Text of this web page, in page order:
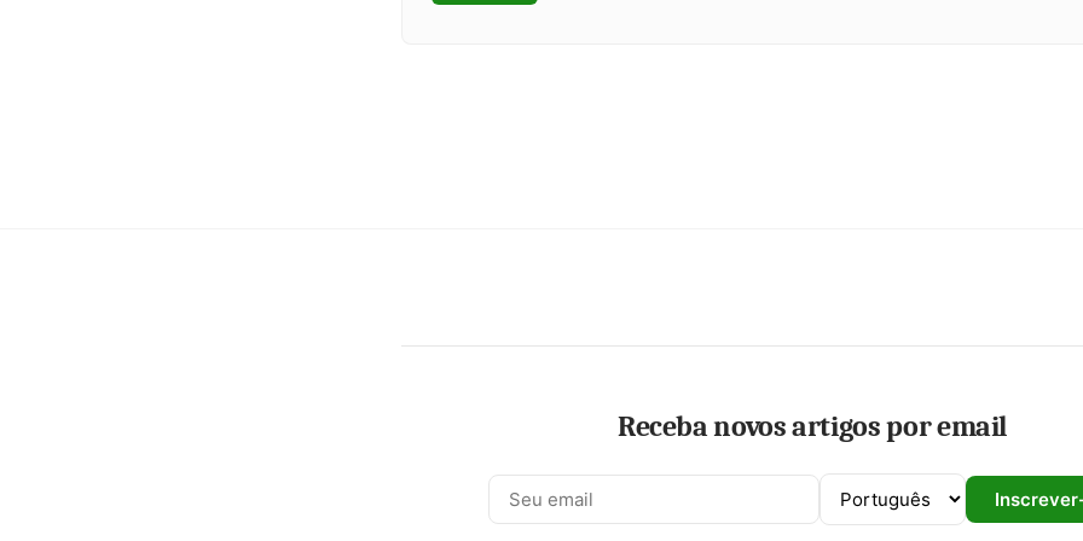
Receba novos artigos por email